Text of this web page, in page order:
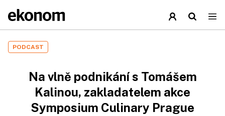
PODCAST
Na vlně podnikání s Tomášem
Kalinou, zakladatelem akce
Symposium Culinary Prague